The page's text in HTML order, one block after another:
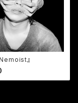
』